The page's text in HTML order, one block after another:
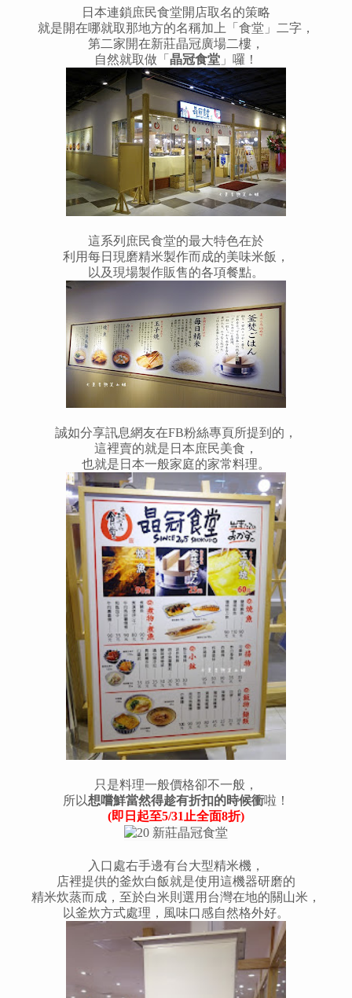
日本連鎖庶民食堂開店取名的策略
就是開在哪就取那地方的名稱加上「食堂」二字，
第二家開在新莊晶冠廣場二樓，
自然就取做「 晶冠食堂 」囉！
這系列庶民食堂的最大特色在於
利用每日現磨精米製作而成的美味米飯，
以及現場製作販售的各項餐點。
誠如分享訊息網友在FB粉絲專頁所提到的，
這裡賣的就是日本庶民美食，
也就是日本一般家庭的家常料理。
只是料理一般價格卻不一般，
所以想嚐鮮當然得趁有折扣的時候衝啦！
(即日起至5/31止全面8折)
入口處右手邊有台大型精米機，
店裡提供的釜炊白飯就是使用這機器研磨的
精米炊蒸而成，至於白米則選用台灣在地的關山米，
以釜炊方式處理，風味口感自然格外好。